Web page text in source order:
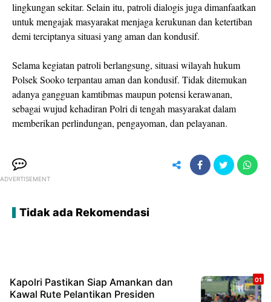
lingkungan sekitar. Selain itu, patroli dialogis juga dimanfaatkan
untuk mengajak masyarakat menjaga kerukunan dan ketertiban
demi terciptanya situasi yang aman dan kondusif.
Selama kegiatan patroli berlangsung, situasi wilayah hukum
Polsek Sooko terpantau aman dan kondusif. Tidak ditemukan
adanya gangguan kamtibmas maupun potensi kerawanan,
sebagai wujud kehadiran Polri di tengah masyarakat dalam
memberikan perlindungan, pengayoman, dan pelayanan.
ADVERTISEMENT
Tidak ada Rekomendasi
Kapolri Pastikan Siap Amankan dan
Kawal Rute Pelantikan Presiden